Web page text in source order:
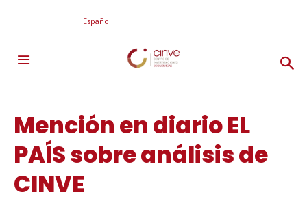
Español
Mención en diario EL
PAÍS sobre análisis de
CINVE